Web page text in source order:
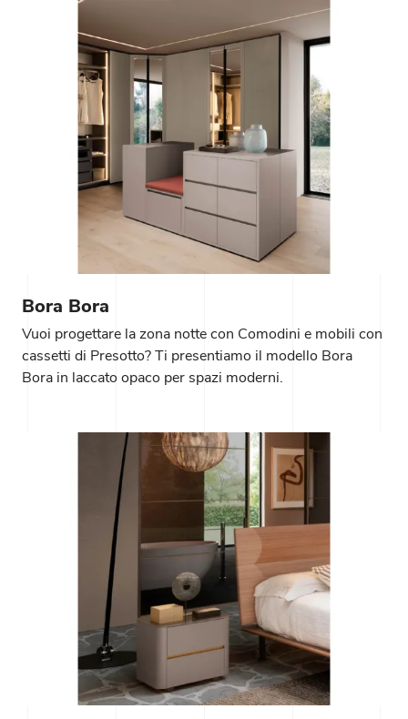
Bora Bora
Vuoi progettare la zona notte con Comodini e mobili con
cassetti di Presotto? Ti presentiamo il modello Bora
Bora in laccato opaco per spazi moderni.